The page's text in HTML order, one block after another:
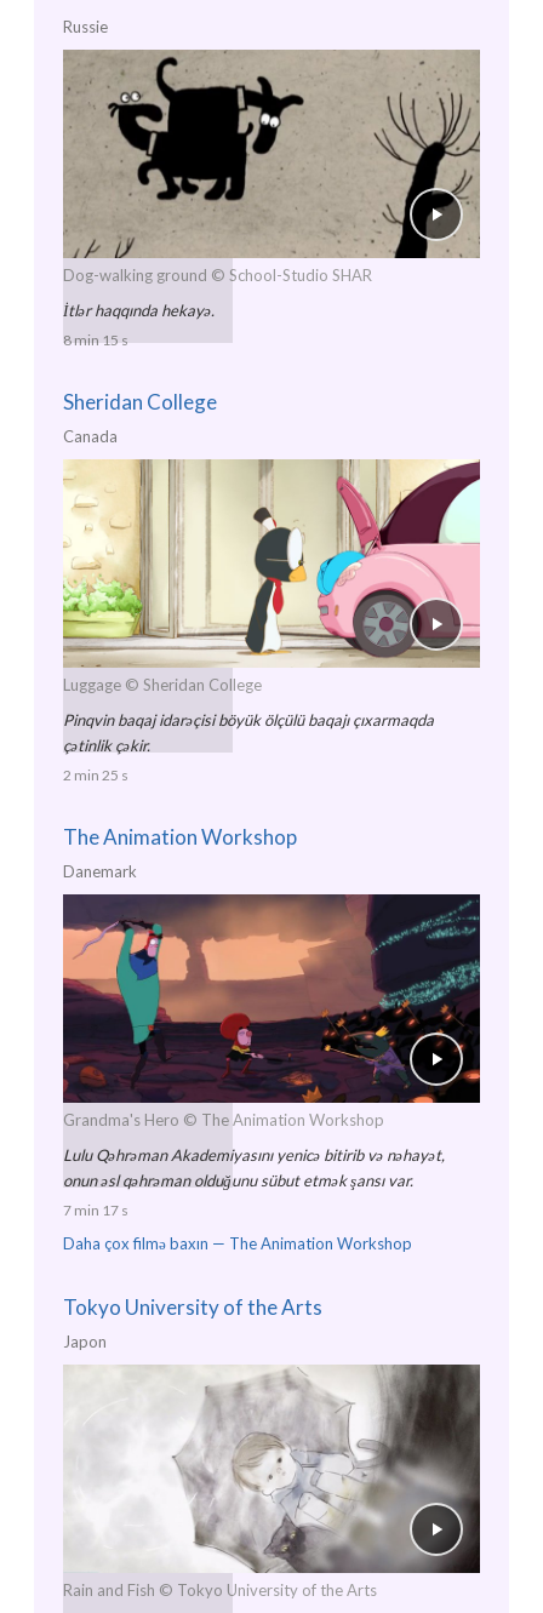
Russie
Dog-walking ground © School-Studio SHAR
İtlər haqqında hekayə.
8 min 15 s
Sheridan College
Canada
Luggage © Sheridan College
Pinqvin baqaj idarəçisi böyük ölçülü baqajı çıxarmaqda
çətinlik çəkir.
2 min 25 s
The Animation Workshop
Danemark
Grandma's Hero © The Animation Workshop
Lulu Qəhrəman Akademiyasını yenicə bitirib və nəhayət,
onun əsl qəhrəman olduğunu sübut etmək şansı var.
7 min 17 s
Daha çox filmə baxın — The Animation Workshop
Tokyo University of the Arts
Japon
Rain and Fish © Tokyo University of the Arts